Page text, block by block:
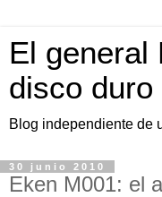
El general
disco duro
Blog independiente de
30 junio 2010
Eken M001: el